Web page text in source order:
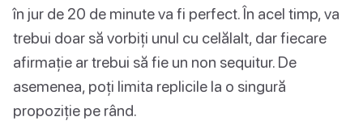
în jur de 20 de minute va fi perfect. În acel timp, va
trebui doar să vorbiți unul cu celălalt, dar fiecare
afirmație ar trebui să fie un non sequitur. De
asemenea, poți limita replicile la o singură
propoziție pe rând.